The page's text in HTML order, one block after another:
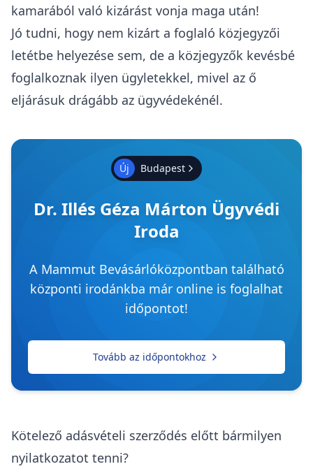
Az ügyvéd biztosan jogosult az ingatlan foglaló
őrzésére!
Nem tisztem megítélni, hogy az
ingatlanközvetítők fent ismertetett gyakorlata
mennyire jogszerű, de az biztos, hogy vannak
lehet bízni a foglalót akkor is, ha a vevő azt nem
tudja, vagy nem akarja közvetlenül az eladónak
biztonságosan és jogszerűen ugyanis ügyvéd
akkor az ügylet meghiúsulása esetén nagyobb
biztonságban lesznek, hiszen a
kamarai
visszaélés a legtöbb esetben az ügyvédi
kamarából való kizárást vonja maga után!
Jó tudni, hogy nem kizárt a foglaló közjegyzői
foglalkoznak ilyen ügyletekkel, mivel az ő
eljárásuk drágább az ügyvédekénél.